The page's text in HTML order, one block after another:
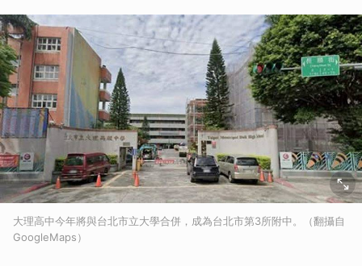
大理高中今年將與台北市立大學合併，成為台北市第3所附中。（翻攝自
GoogleMaps）